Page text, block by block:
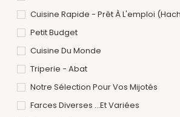
Cuisine Rapide - Prêt À L'emploi
Petit Budget
Cuisine Du Monde
Triperie - Abat
Notre Sélection Pour Vos Mijotés
Farces Diverses ...et Variées